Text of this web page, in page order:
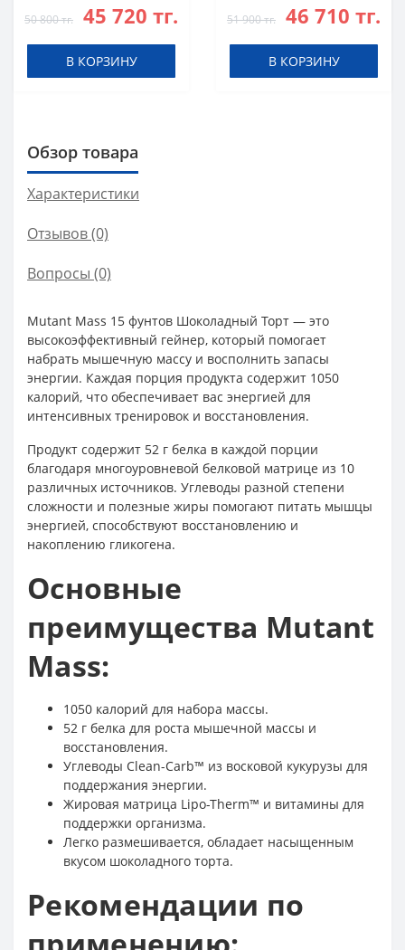
50 800 тг. 45 720 тг.
В КОРЗИНУ
51 900 тг. 46 710 тг.
В КОРЗИНУ
Обзор товара
Характеристики
Отзывов (0)
Вопросы (0)
Mutant Mass 15 фунтов Шоколадный Торт — это
высокоэффективный гейнер, который помогает
набрать мышечную массу и восполнить запасы
энергии. Каждая порция продукта содержит 1050
калорий, что обеспечивает вас энергией для
интенсивных тренировок и восстановления.
Продукт содержит 52 г белка в каждой порции
благодаря многоуровневой белковой матрице из 10
различных источников. Углеводы разной степени
сложности и полезные жиры помогают питать мышцы
энергией, способствуют восстановлению и
накоплению гликогена.
Основные
преимущества Mutant
Mass:
1050 калорий для набора массы.
52 г белка для роста мышечной массы и
восстановления.
Углеводы Clean-Carb™ из восковой кукурузы для
поддержания энергии.
Жировая матрица Lipo-Therm™ и витамины для
поддержки организма.
Легко размешивается, обладает насыщенным
вкусом шоколадного торта.
Рекомендации по